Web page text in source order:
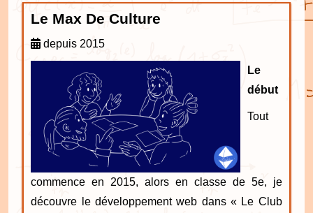
Le Max De Culture
depuis 2015
Le
début
Tout
commence en 2015, alors en classe de 5e, je
découvre le développement web dans « Le Club